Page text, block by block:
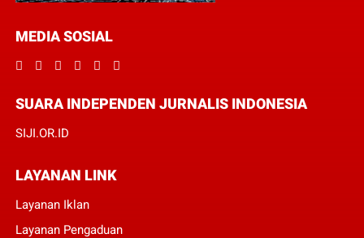
MEDIA SOSIAL
SUARA INDEPENDEN JURNALIS INDONESIA
SIJI.OR.ID
LAYANAN LINK
Layanan Iklan
Layanan Pengaduan